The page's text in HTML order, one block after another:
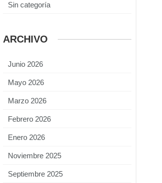
Sin categoría
ARCHIVO
Junio 2026
Mayo 2026
Marzo 2026
Febrero 2026
Enero 2026
Noviembre 2025
Septiembre 2025